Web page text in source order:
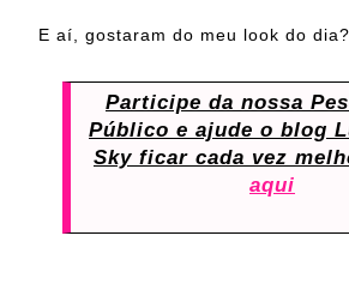
E aí, gostaram do meu look do dia?
Participe da nossa
Público e ajude o blog
Sky ficar cada vez
aqui